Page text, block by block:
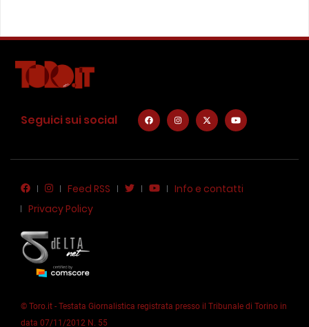
Seguici sui social
Feed RSS
Info e contatti
Privacy Policy
© Toro.it - Testata Giornalistica registrata presso il Tribunale di Torino in
data 07/11/2012 N. 55